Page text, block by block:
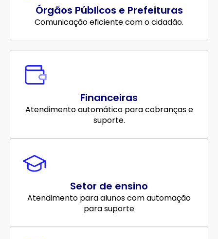
Órgãos Públicos e Prefeituras
Comunicação eficiente com o cidadão.
Financeiras
Atendimento automático para cobranças e
suporte.
Setor de ensino
Atendimento para alunos com automação
para suporte